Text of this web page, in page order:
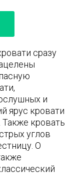
сразу
и
ярус кровати
кровать
углов
О